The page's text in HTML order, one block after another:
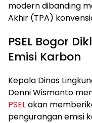
modern dibanding
Akhir (TPA)
PSEL Bogor
Emisi Karbon
Kepala Dinas
Denni Wismanto
PSELakan
pengurangan emisi